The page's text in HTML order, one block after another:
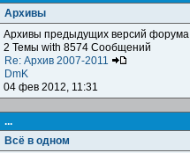
Архивы
Архивы предыдущих версий форума
2 Темы with 8574 Сообщений
Re: Архив 2007-2011
DmK
04 фев 2012, 11:31
...
Всё в одном